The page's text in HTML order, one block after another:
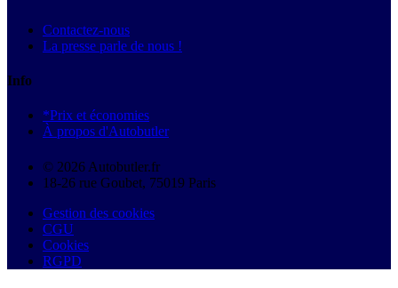
Contactez-nous
La presse parle de nous !
Info
*Prix et économies
À propos d'Autobutler
© 2026 Autobutler.fr
18-26 rue Goubet, 75019 Paris
Gestion des cookies
CGU
Cookies
RGPD